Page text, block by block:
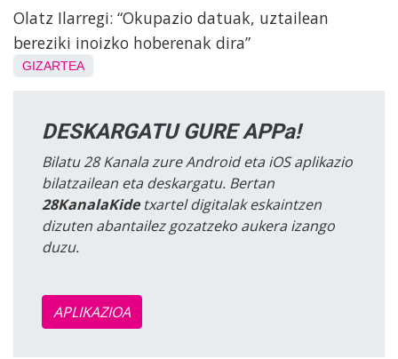
Olatz Ilarregi: “Okupazio datuak, uztailean
bereziki inoizko hoberenak dira”
GIZARTEA
DESKARGATU GURE APPa!
Bilatu 28 Kanala zure Android eta iOS aplikazio
bilatzailean eta deskargatu. Bertan
28KanalaKidetxartel digitalak eskaintzen
dizuten abantailez gozatzeko aukera izango
duzu.
APLIKAZIOA